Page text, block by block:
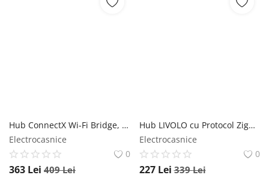
Hub ConnectX Wi-Fi Bridge, Max. 4 Dispozitive, Bluetooth, Aplicatie
Electrocasnice
0
363 Lei 409Lei
Hub LIVOLO cu Protocol ZigBee EC, Control aplicatie & Wi-Fi
Electrocasnice
0
227 Lei 339Lei